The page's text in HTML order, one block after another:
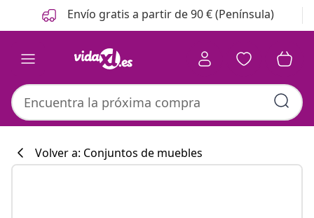
Anterior
Siguiente Envío gratis a partir de 90 € (Península)
Volver a: Conjuntos de muebles